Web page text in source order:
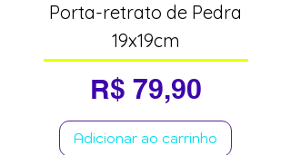
Porta-retrato de Pedra
19x19cm
Preço
R$ 79,90
Adicionar ao carrinho